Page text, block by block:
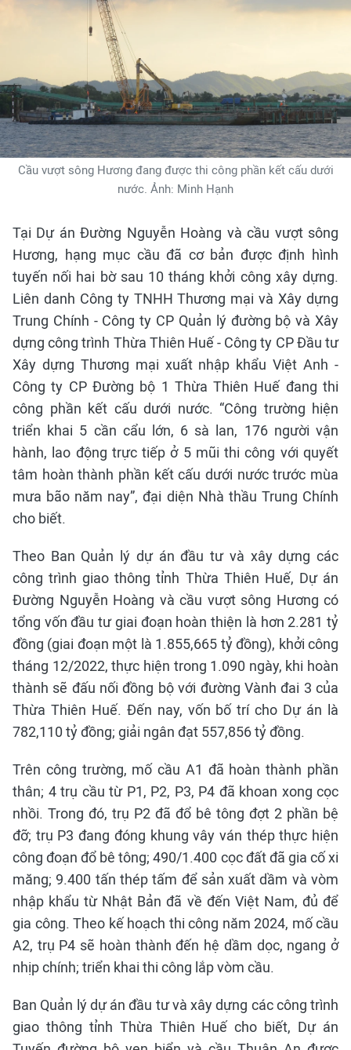
Cầu vượt sông Hương đang được thi công phần kết cấu dưới
nước. Ảnh: Minh Hạnh
Tại Dự án Đường Nguyễn Hoàng và cầu vượt sông
Hương, hạng mục cầu đã cơ bản được định hình
tuyến nối hai bờ sau 10 tháng khởi công xây dựng.
Liên danh Công ty TNHH Thương mại và Xây dựng
Trung Chính - Công ty CP Quản lý đường bộ và Xây
dựng công trình Thừa Thiên Huế - Công ty CP Đầu tư
Xây dựng Thương mại xuất nhập khẩu Việt Anh -
Công ty CP Đường bộ 1 Thừa Thiên Huế đang thi
công phần kết cấu dưới nước. “Công trường hiện
triển khai 5 cần cẩu lớn, 6 sà lan, 176 người vận
hành, lao động trực tiếp ở 5 mũi thi công với quyết
tâm hoàn thành phần kết cấu dưới nước trước mùa
mưa bão năm nay”, đại diện Nhà thầu Trung Chính
cho biết.
Theo Ban Quản lý dự án đầu tư và xây dựng các
công trình giao thông tỉnh Thừa Thiên Huế, Dự án
Đường Nguyễn Hoàng và cầu vượt sông Hương có
tổng vốn đầu tư giai đoạn hoàn thiện là hơn 2.281 tỷ
đồng (giai đoạn một là 1.855,665 tỷ đồng), khởi công
tháng 12/2022, thực hiện trong 1.090 ngày, khi hoàn
thành sẽ đấu nối đồng bộ với đường Vành đai 3 của
Thừa Thiên Huế. Đến nay, vốn bố trí cho Dự án là
782,110 tỷ đồng; giải ngân đạt 557,856 tỷ đồng.
Trên công trường, mố cầu A1 đã hoàn thành phần
thân; 4 trụ cầu từ P1, P2, P3, P4 đã khoan xong cọc
nhồi. Trong đó, trụ P2 đã đổ bê tông đợt 2 phần bệ
đỡ; trụ P3 đang đóng khung vây ván thép thực hiện
công đoạn đổ bê tông; 490/1.400 cọc đất đã gia cố xi
măng; 9.400 tấn thép tấm để sản xuất dầm và vòm
nhập khẩu từ Nhật Bản đã về đến Việt Nam, đủ để
gia công. Theo kế hoạch thi công năm 2024, mố cầu
A2, trụ P4 sẽ hoàn thành đến hệ dầm dọc, ngang ở
nhịp chính; triển khai thi công lắp vòm cầu.
Ban Quản lý dự án đầu tư và xây dựng các công trình
giao thông tỉnh Thừa Thiên Huế cho biết, Dự án